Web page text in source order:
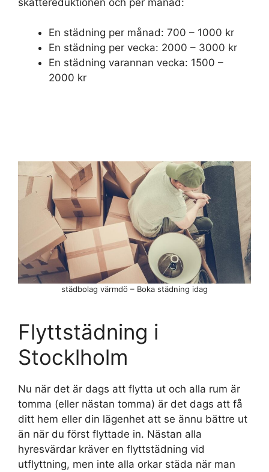
En städning per månad: 700 – 1000 kr
En städning per vecka: 2000 – 3000 kr
En städning varannan vecka: 1500 –
2000 kr
Flyttstädning i
Stocklholm
Nu när det är dags att flytta ut och alla rum är
tomma (eller nästan tomma) är det dags att få
ditt hem eller din lägenhet att se ännu bättre ut
än när du först flyttade in. Nästan alla
hyresvärdar kräver en flyttstädning vid
utflyttning, men inte alla orkar städa när man
städbolag värmdö – Boka städning idag